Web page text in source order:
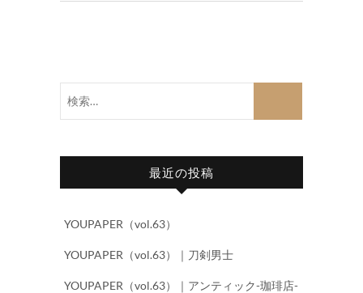
最近の投稿
YOUPAPER（vol.63）
YOUPAPER（vol.63）｜刀剣男士
YOUPAPER（vol.63）｜アンティック-珈琲店-